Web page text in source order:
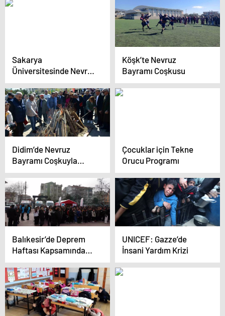
Sakarya
Üniversitesinde Nevruz
Bayramı Coşkuyla
Kutlandı
Köşk’te Nevruz
Bayramı Coşkusu
Didim’de Nevruz
Bayramı Coşkuyla
Kutlandı
Çocuklar için Tekne
Orucu Programı
Balıkesir’de Deprem
Haftası Kapsamında
Tatbikat
Gerçekleştirildi
UNICEF: Gazze’de
İnsani Yardım Krizi